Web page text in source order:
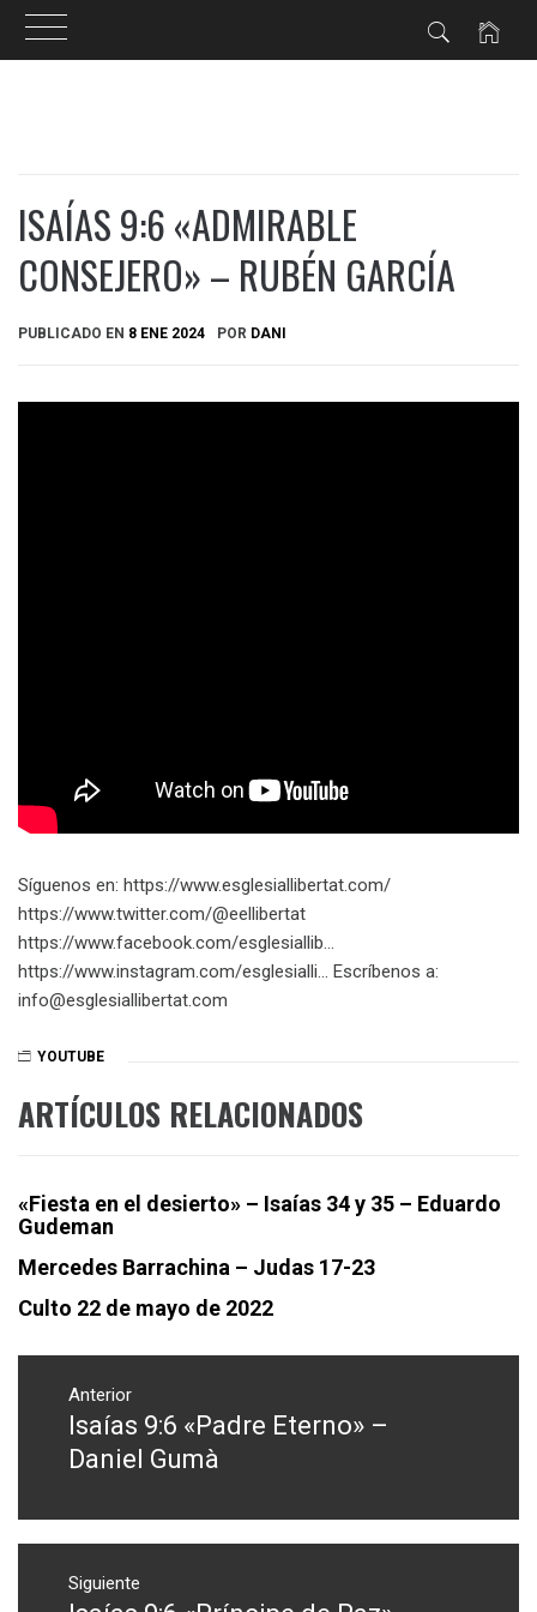
ISAÍAS 9:6 «ADMIRABLE
CONSEJERO» – RUBÉN GARCÍA
PUBLICADO EN 8 ENE 2024 POR DANI
Síguenos en: https://www.esglesiallibertat.com/​​​
https://www.twitter.com/@eellibertat​​​
https://www.facebook.com/esglesiallib…​
https://www.instagram.com/esglesialli…​ Escríbenos a:
info@esglesiallibertat.com
YOUTUBE
ARTÍCULOS RELACIONADOS
«Fiesta en el desierto» – Isaías 34 y 35 – Eduardo
Gudeman
Mercedes Barrachina – Judas 17-23
Culto 22 de mayo de 2022
Navegación
entradas
Anterior
Entrada
anterior:
Isaías 9:6 «Padre Eterno» –
Daniel Gumà
Siguiente